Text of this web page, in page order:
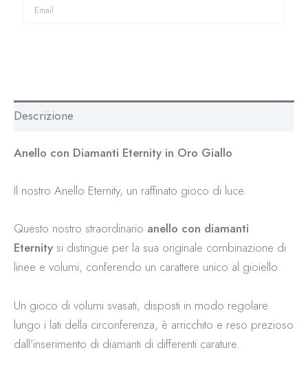
Descrizione
Anello con Diamanti Eternity in Oro Giallo
Il nostro Anello Eternity, un raffinato gioco di luce.
Questo nostro straordinario anello con diamanti
Eternity si distingue per la sua originale combinazione di
linee e volumi, conferendo un carattere unico al gioiello.
Un gioco di volumi svasati, disposti in modo regolare
lungo i lati della circonferenza, è arricchito e reso prezioso
dall’inserimento di diamanti di differenti carature.